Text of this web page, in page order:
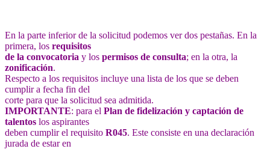
En la parte inferior de la solicitud podemos ver dos pestañas. En la
primera, los requisitos
de la convocatoria y los permisos de consulta; en la otra, la
zonificación.
Respecto a los requisitos incluye una lista de los que se deben
cumplir a fecha fin del
corte para que la solicitud sea admitida.
IMPORTANTE: para el Plan de fidelización y captación de
talentos los aspirantes
deben cumplir el requisito R045. Este consiste en una declaración
jurada de estar en